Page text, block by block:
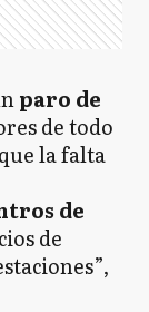
paro de
de todo
la falta
de
de